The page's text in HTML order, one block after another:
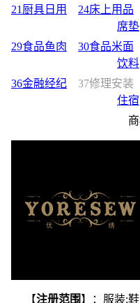
21厨具日用
24床上用品
席垫
29食品鱼肉
30食品米面
饮料
36金融经纪
37修理安装
住宿
【注册范围】：服装;